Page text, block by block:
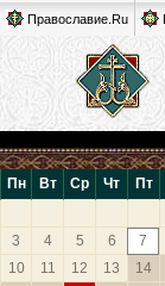
Православие.Ru
Пн Вт Ср Чт Пт
3
4 5 6 7
10
11 12 13 14